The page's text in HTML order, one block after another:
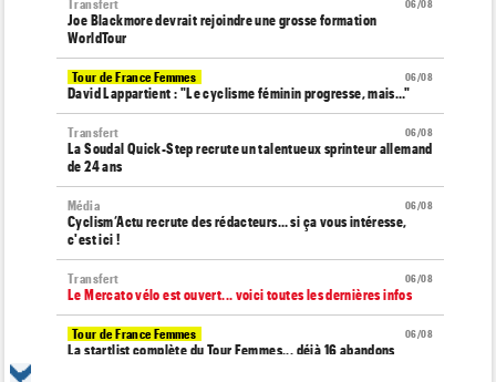
06/08
Transfert
Joe Blackmore devrait rejoindre une grosse formation
WorldTour
06/08
Tour de France Femmes
David Lappartient : "Le cyclisme féminin progresse, mais…"
06/08
Transfert
La Soudal Quick-Step recrute un talentueux sprinteur allemand
de 24 ans
06/08
Média
Cyclism’Actu recrute des rédacteurs… si ça vous intéresse,
c'est ici !
06/08
Transfert
Le Mercato vélo est ouvert... voici toutes les dernières infos
06/08
Tour de France Femmes
La startlist complète du Tour Femmes... déjà 16 abandons